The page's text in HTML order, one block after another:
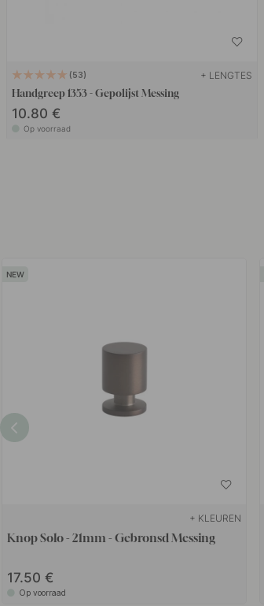
53 + LENGTES
Handgreep 1353 - Gepolijst Messing
10.80 €
Op voorraad
+ KLEUREN
Knop Solo - 21mm - Gebronsd Messing
17.50
Op voorraad